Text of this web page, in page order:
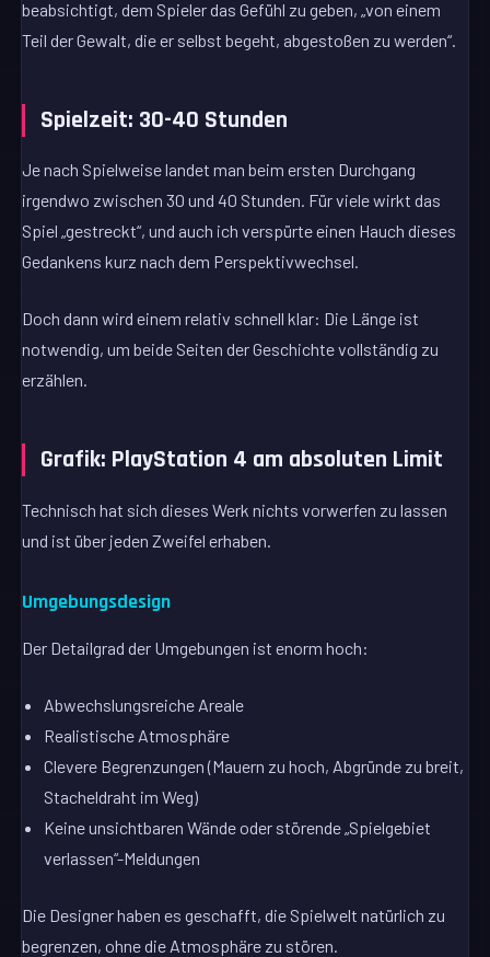
beabsichtigt, dem Spieler das Gefühl zu geben, „von einem
Teil der Gewalt, die er selbst begeht, abgestoßen zu werden“.
Spielzeit: 30-40 Stunden
Je nach Spielweise landet man beim ersten Durchgang
irgendwo zwischen 30 und 40 Stunden. Für viele wirkt das
Spiel „gestreckt“, und auch ich verspürte einen Hauch dieses
Gedankens kurz nach dem Perspektivwechsel.
Doch dann wird einem relativ schnell klar: Die Länge ist
notwendig, um beide Seiten der Geschichte vollständig zu
erzählen.
Grafik: PlayStation 4 am absoluten Limit
Technisch hat sich dieses Werk nichts vorwerfen zu lassen
und ist über jeden Zweifel erhaben.
Umgebungsdesign
Der Detailgrad der Umgebungen ist enorm hoch:
Abwechslungsreiche Areale
Realistische Atmosphäre
Clevere Begrenzungen (Mauern zu hoch, Abgründe zu breit,
Stacheldraht im Weg)
Keine unsichtbaren Wände oder störende „Spielgebiet
verlassen“-Meldungen
Die Designer haben es geschafft, die Spielwelt natürlich zu
begrenzen, ohne die Atmosphäre zu stören.